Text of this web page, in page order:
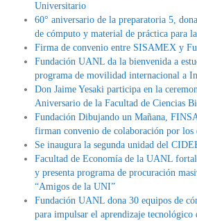
Universitario
60° aniversario de la preparatoria 5,
de cómputo y material de práctica para
Firma de convenio entre SISAMEX y
Fundación UANL da la bienvenida a
programa de movilidad internacional a
Don Jaime Yesaki participa en la
Aniversario de la Facultad de Ciencias
Fundación Dibujando un Mañana,
firman convenio de colaboración por los
Se inaugura la segunda unidad del
Facultad de Economía de la UANL
y presenta programa de procuración
“Amigos de la UNI”
Fundación UANL dona 30 equipos de
para impulsar el aprendizaje tecnológico